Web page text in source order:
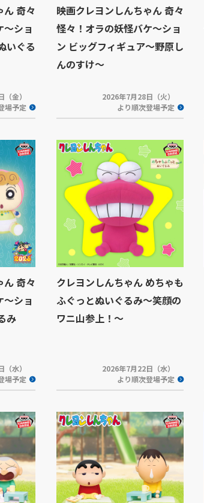
ん 奇々
ショ
いぐる
金）
場予定
映画クレヨンしんちゃん 奇々
怪々！オラの妖怪バケ～ショ
ン ビッグフィギュア～野原し
んのすけ～
2026年7月28日（火）
より順次登場予定
ん 奇々
ショ
み
水）
場予定
クレヨンしんちゃん めちゃも
ふぐっとぬいぐるみ～笑顔の
ワニ山参上！～
2026年7月22日（水）
より順次登場予定